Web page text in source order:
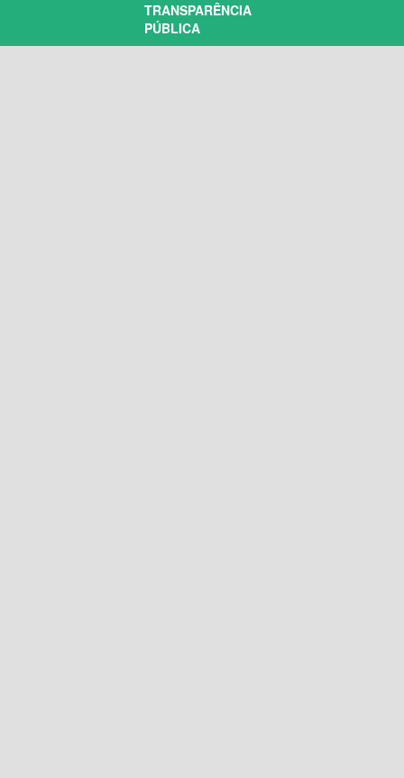
TRANSPARÊNCIA
PÚBLICA